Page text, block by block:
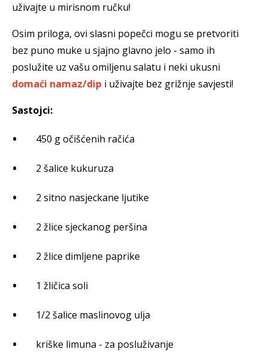
uživajte u mirisnom ručku!
Osim priloga, ovi slasni popečci mogu se pretvoriti
bez puno muke u sjajno glavno jelo - samo ih
poslužite uz vašu omiljenu salatu i neki ukusni
domaći namaz/dip i uživajte bez grižnje savjesti!
Sastojci:
450 g očišćenih račića
2 šalice kukuruza
2 sitno nasjeckane ljutike
2 žlice sjeckanog peršina
2 žlice dimljene paprike
1 žličica soli
1/2 šalice maslinovog ulja
kriške limuna - za posluživanje